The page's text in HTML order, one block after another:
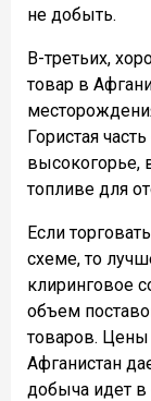
не добыть.
В-третьих,
товар в
Гористая
высокогорье,
топливе для
Если
схеме, то
клиринговое
объем
товаров. Цены
Афганистан
добыча идет в